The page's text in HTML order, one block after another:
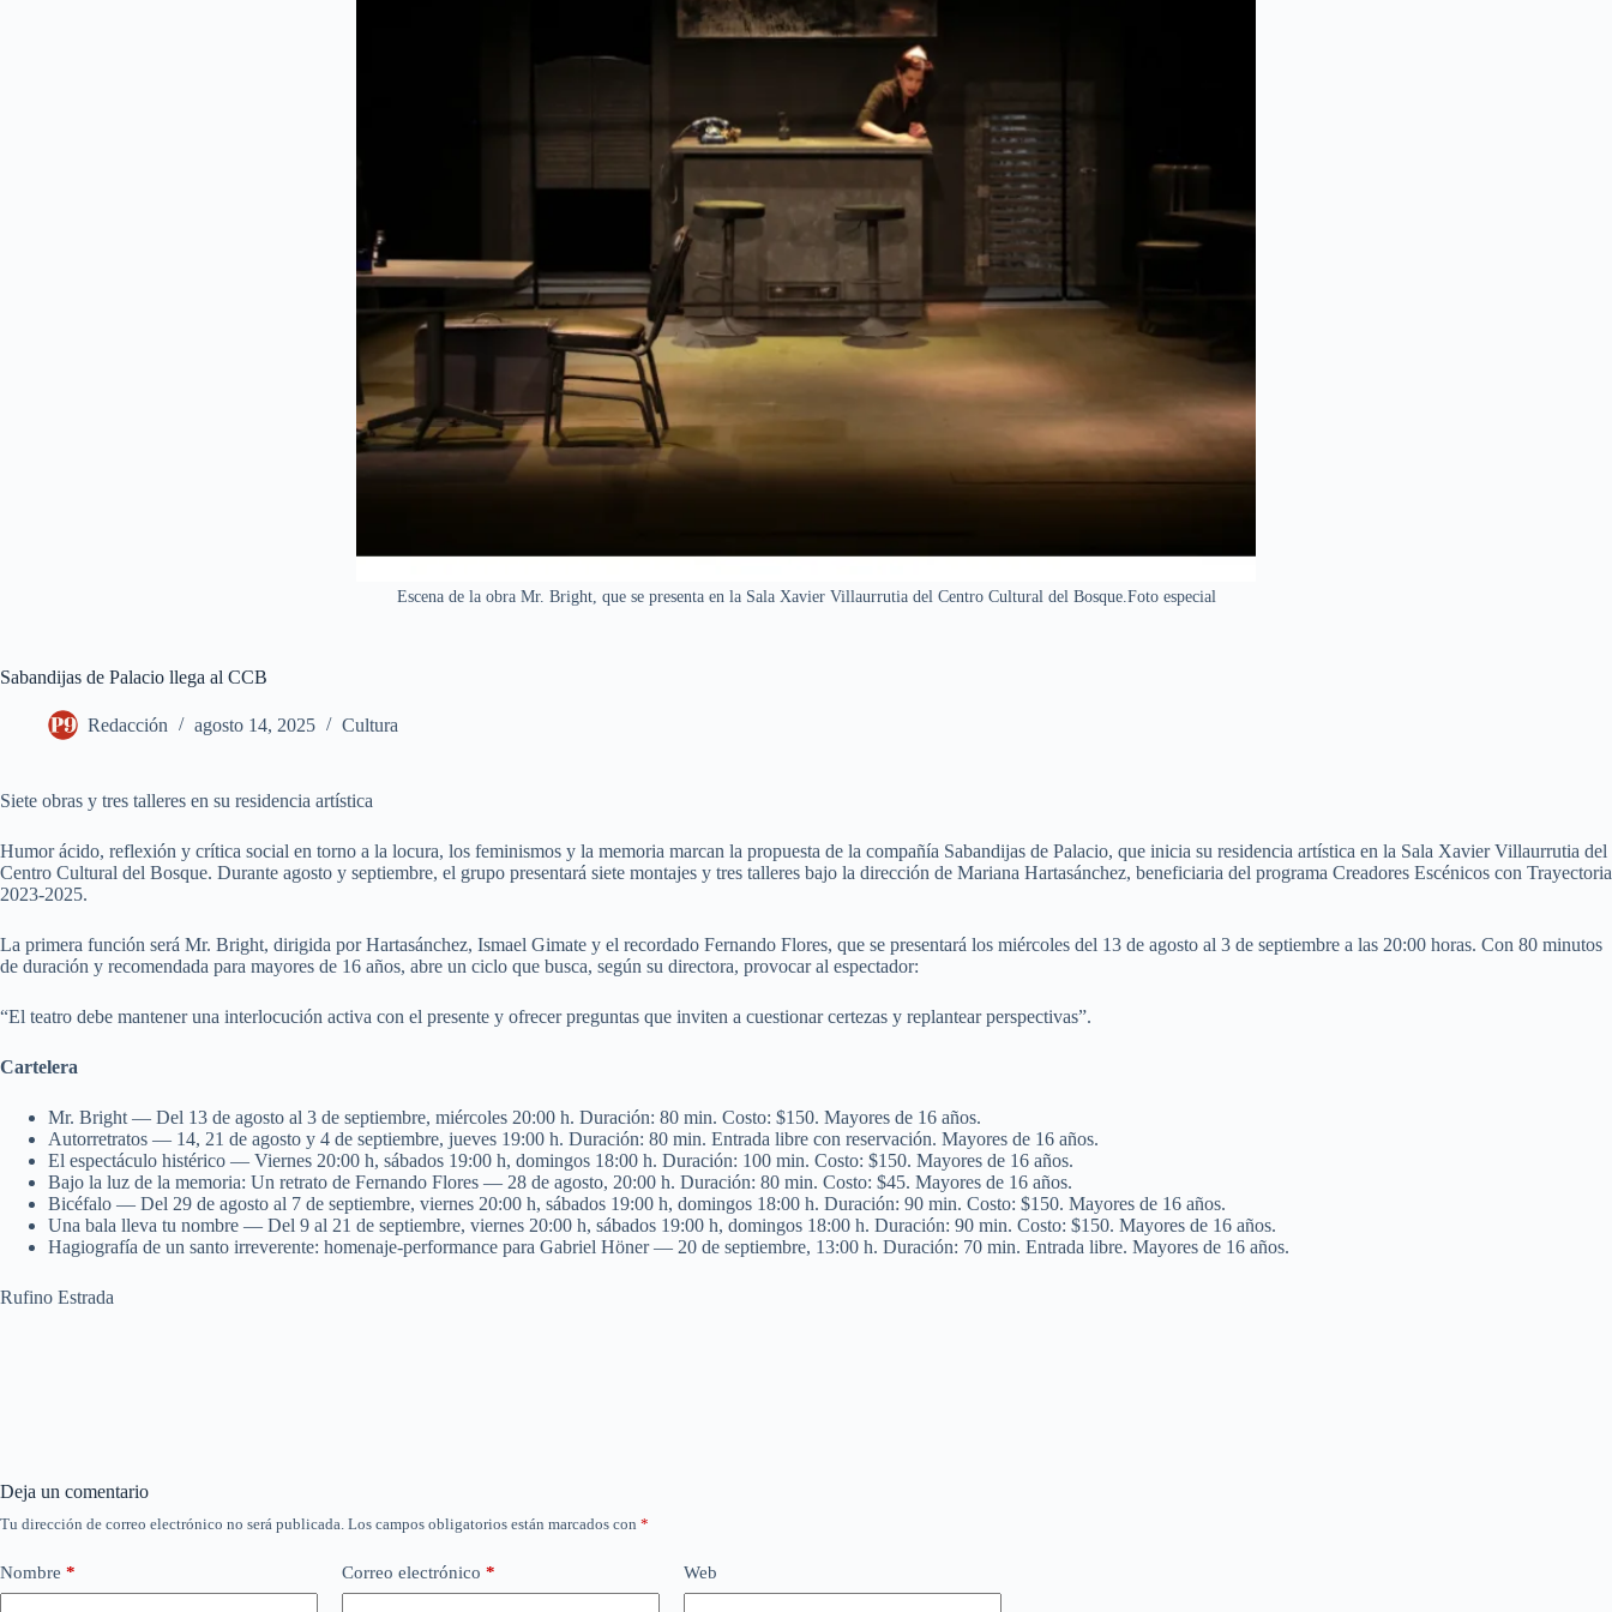
Escena de la obra Mr. Bright, que se presenta en la Sala Xavier Villaurrutia del Centro Cultural del Bosque.Foto especial
Sabandijas de Palacio llega al CCB
Redacción agosto 14, 2025 Cultura
Siete obras y tres talleres en su residencia artística
Humor ácido, reflexión y crítica social en torno a la locura, los feminismos y la memoria marcan la propuesta de la compañía Sabandijas de Palacio, que inicia su residencia artística en la Sala Xavier Villaurrutia del
Centro Cultural del Bosque. Durante agosto y septiembre, el grupo presentará siete montajes y tres talleres bajo la dirección de Mariana Hartasánchez, beneficiaria del programa Creadores Escénicos con Trayectoria
2023-2025.
La primera función será Mr. Bright, dirigida por Hartasánchez, Ismael Gimate y el recordado Fernando Flores, que se presentará los miércoles del 13 de agosto al 3 de septiembre a las 20:00 horas. Con 80 minutos
de duración y recomendada para mayores de 16 años, abre un ciclo que busca, según su directora, provocar al espectador:
“El teatro debe mantener una interlocución activa con el presente y ofrecer preguntas que inviten a cuestionar certezas y replantear perspectivas”.
Cartelera
Mr. Bright — Del 13 de agosto al 3 de septiembre, miércoles 20:00 h. Duración: 80 min. Costo: $150. Mayores de 16 años.
Autorretratos — 14, 21 de agosto y 4 de septiembre, jueves 19:00 h. Duración: 80 min. Entrada libre con reservación. Mayores de 16 años.
El espectáculo histérico — Viernes 20:00 h, sábados 19:00 h, domingos 18:00 h. Duración: 100 min. Costo: $150. Mayores de 16 años.
Bajo la luz de la memoria: Un retrato de Fernando Flores — 28 de agosto, 20:00 h. Duración: 80 min. Costo: $45. Mayores de 16 años.
Bicéfalo — Del 29 de agosto al 7 de septiembre, viernes 20:00 h, sábados 19:00 h, domingos 18:00 h. Duración: 90 min. Costo: $150. Mayores de 16 años.
Una bala lleva tu nombre — Del 9 al 21 de septiembre, viernes 20:00 h, sábados 19:00 h, domingos 18:00 h. Duración: 90 min. Costo: $150. Mayores de 16 años.
Hagiografía de un santo irreverente: homenaje-performance para Gabriel Höner — 20 de septiembre, 13:00 h. Duración: 70 min. Entrada libre. Mayores de 16 años.
Rufino Estrada
Deja un comentario
Tu dirección de correo electrónico no será publicada. Los campos obligatorios están marcados con *
Nombre * Correo electrónico * Web